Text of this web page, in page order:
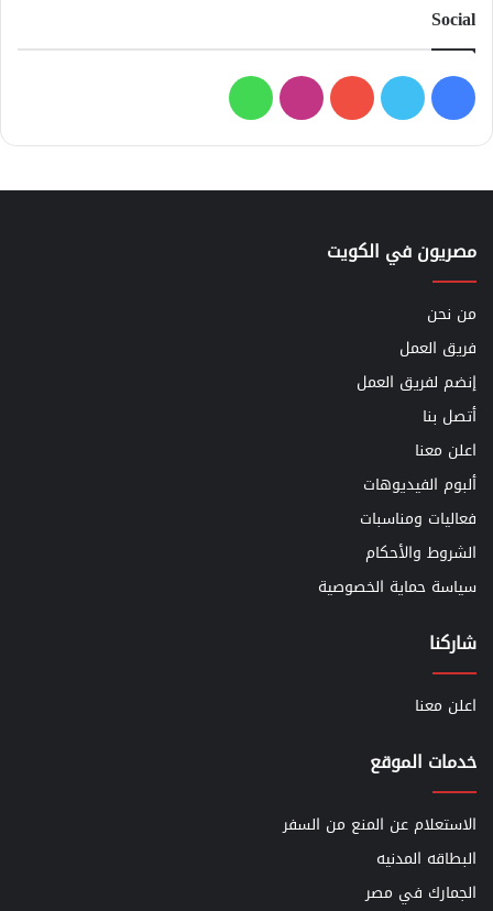
Social
فيسبوك
تويتر يوتيوبانستقرامواتساب
مصريون في الكويت
من نحن
فريق العمل
إنضم لفريق العمل
أتصل بنا
اعلن معنا
ألبوم الفيديوهات
فعاليات ومناسبات
الشروط والأحكام
سياسة حماية الخصوصية
شاركنا
اعلن معنا
خدمات الموقع
الاستعلام عن المنع من السفر
البطاقه المدنيه
الجمارك في مصر